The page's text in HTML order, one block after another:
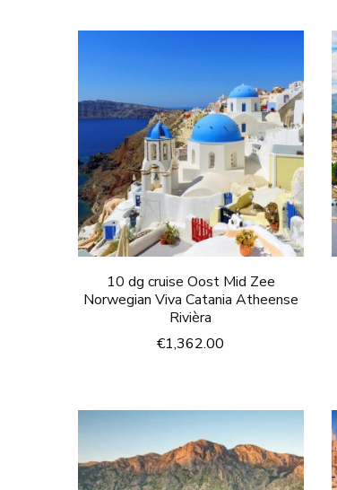
10 dg cruise Oost Mid Zee
Norwegian Viva Catania Atheense
Rivièra
€1,362.00